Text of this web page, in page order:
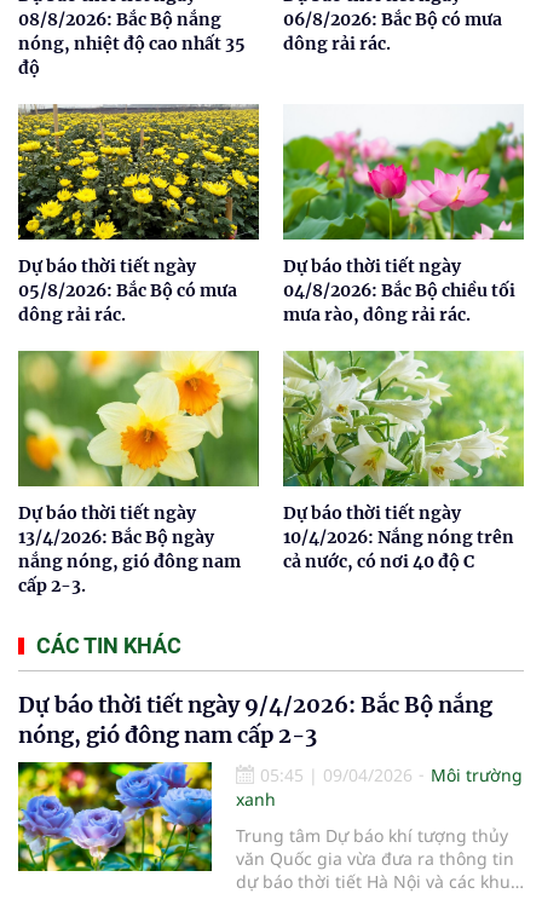
08/8/2026: Bắc Bộ nắng
nóng, nhiệt độ cao nhất 35
độ
06/8/2026: Bắc Bộ có mưa
dông rải rác.
Dự báo thời tiết ngày
05/8/2026: Bắc Bộ có mưa
dông rải rác.
Dự báo thời tiết ngày
04/8/2026: Bắc Bộ chiều tối
mưa rào, dông rải rác.
Dự báo thời tiết ngày
13/4/2026: Bắc Bộ ngày
nắng nóng, gió đông nam
cấp 2-3.
Dự báo thời tiết ngày
10/4/2026: Nắng nóng trên
cả nước, có nơi 40 độ C
CÁC TIN KHÁC
Dự báo thời tiết ngày 9/4/2026: Bắc Bộ nắng
nóng, gió đông nam cấp 2-3
05:45 | 09/04/2026
Môi trường
xanh
Trung tâm Dự báo khí tượng thủy
văn Quốc gia vừa đưa ra thông tin
dự báo thời tiết Hà Nội và các khu